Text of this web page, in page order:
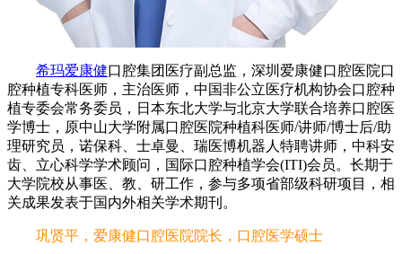
希玛爱康健口腔集团医疗副总监，深圳爱康健口腔医院口
腔种植专科医师，主治医师，中国非公立医疗机构协会口腔种
植专委会常务委员，日本东北大学与北京大学联合培养口腔医
学博士，原中山大学附属口腔医院种植科医师/讲师/博士后/助
理研究员，诺保科、士卓曼、瑞医博机器人特聘讲师，中科安
齿、立心科学学术顾问，国际口腔种植学会(ITI)会员。长期于
大学院校从事医、教、研工作，参与多项省部级科研项目，相
关成果发表于国内外相关学术期刊。
巩贤平，爱康健口腔医院院长，口腔医学硕士